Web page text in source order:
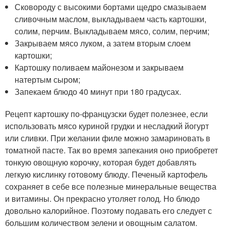
Сковороду с высокими бортами щедро смазываем
сливочным маслом, выкладываем часть картошки,
солим, перчим. Выкладываем мясо, солим, перчим;
Закрываем мясо луком, а затем вторым слоем
картошки;
Картошку поливаем майонезом и закрываем
натертым сыром;
Запекаем блюдо 40 минут при 180 градусах.
Рецепт картошку по-французски будет полезнее, если
использовать мясо куриной грудки и несладкий йогурт
или сливки. При желании филе можно замариновать в
томатной пасте. Так во время запекания оно приобретет
тонкую овощную корочку, которая будет добавлять
легкую кислинку готовому блюду. Печеный картофель
сохраняет в себе все полезные минеральные вещества
и витамины. Он прекрасно утоляет голод. Но блюдо
довольно калорийное. Поэтому подавать его следует с
большим количеством зелени и овощным салатом.